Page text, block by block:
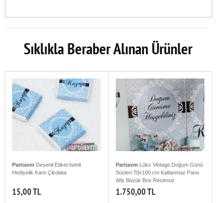
Sıklıkla Beraber Alınan Ürünler
Partiavm Desenli Etiket İsimli
Hediyelik Kare Çikolata
15,00 TL
Partiavm Lüks Vintage Doğum Günü
Süsleri 70x100 cm Katlanmaz Pano
Afiş Büyük Boy Resimsiz
1.750,00 TL